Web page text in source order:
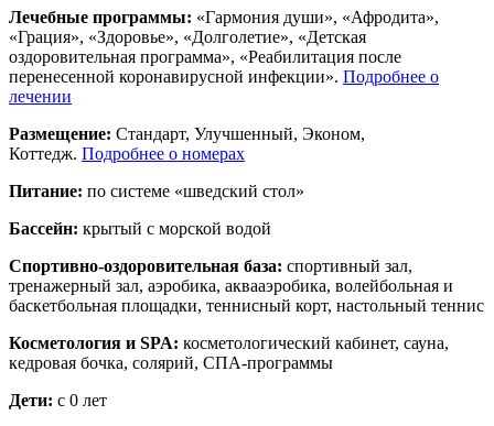
Лечебные программы: «Гармония души», «Афродита»,
«Грация», «Здоровье», «Долголетие», «Детская
оздоровительная программа», «Реабилитация после
перенесенной коронавирусной инфекции». Подробнее о
лечении
Размещение: Стандарт, Улучшенный, Эконом,
Коттедж. Подробнее о номерах
Питание: по системе «шведский стол»
Бассейн: крытый с морской водой
Спортивно-оздоровительная база: спортивный зал,
тренажерный зал, аэробика, аквааэробика, волейбольная и
баскетбольная площадки, теннисный корт, настольный теннис
Косметология и SPA: косметологический кабинет, сауна,
кедровая бочка, солярий, СПА-программы
Дети: с 0 лет